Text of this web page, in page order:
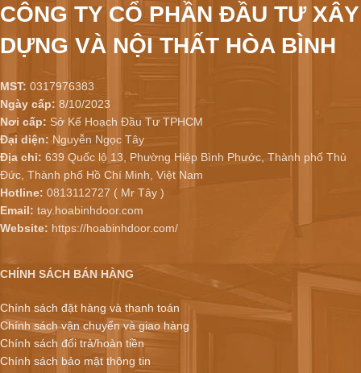
CÔNG TY CỔ PHẦN ĐẦU TƯ XÂY
DỰNG VÀ NỘI THẤT HÒA BÌNH
MST: 0317976383
Ngày cấp: 8/10/2023
Nơi cấp: Sở Kế Hoạch Đầu Tư TPHCM
Đại diện: Nguyễn Ngọc Tây
Địa chỉ: 639 Quốc lộ 13, Phường Hiệp Bình Phước, Thành phố Thủ
Đức, Thành phố Hồ Chí Minh, Việt Nam
Hotline: 0813112727 ( Mr Tây )
Email: tay.hoabinhdoor.com
Website: https://hoabinhdoor.com/
CHÍNH SÁCH BÁN HÀNG
Chính sách đặt hàng và thanh toán
Chính sách vận chuyển và giao hàng
Chính sách đổi trả/hoàn tiền
Chính sách bảo mật thông tin